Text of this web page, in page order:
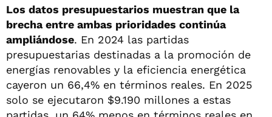
Los datos presupuestarios muestran que la
brecha entre ambas prioridades continúa
ampliándose. En 2024 las partidas
presupuestarias destinadas a la promoción de
energías renovables y la eficiencia energética
cayeron un 66,4% en términos reales. En 2025
solo se ejecutaron $9.190 millones a estas